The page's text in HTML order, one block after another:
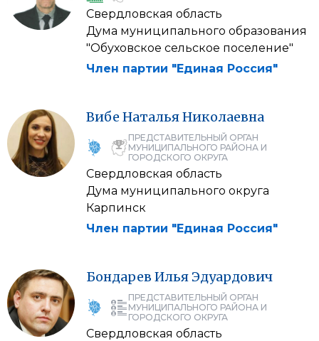
Свердловская область
Дума муниципального образования
"Обуховское сельское поселение"
Член партии "Единая Россия"
Вибе НатальяНиколаевна
ПРЕДСТАВИТЕЛЬНЫЙ ОРГАН
МУНИЦИПАЛЬНОГО РАЙОНА И
ГОРОДСКОГО ОКРУГА
Свердловская область
Дума муниципального округа
Карпинск
Член партии "Единая Россия"
Бондарев Илья Эдуардович
ПРЕДСТАВИТЕЛЬНЫЙ ОРГАН
МУНИЦИПАЛЬНОГО РАЙОНА И
ГОРОДСКОГО ОКРУГА
Свердловская область